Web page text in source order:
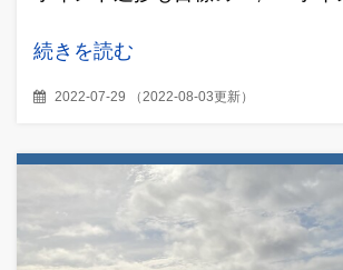
続きを読む
2022-07-29 （ 2022-08-03更新）